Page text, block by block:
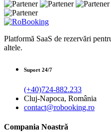
Platformă SaaS de rezervări
altele.
Suport 24/7
(+40)724-882.233
Cluj-Napoca, România
contact@robooking.ro
Compania Noastră